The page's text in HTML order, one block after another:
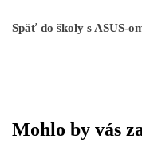
Späť do školy s ASUS-
Mohlo by vás